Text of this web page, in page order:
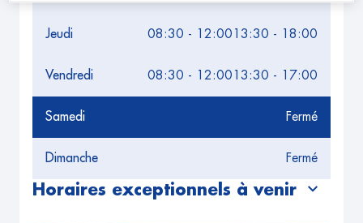
Jeudi 08:30 - 12:00 13:30 - 18:00
Vendredi 08:30 - 12:00 13:30 - 17:00
Samedi Fermé
Dimanche Fermé
Horaires exceptionnels à venir